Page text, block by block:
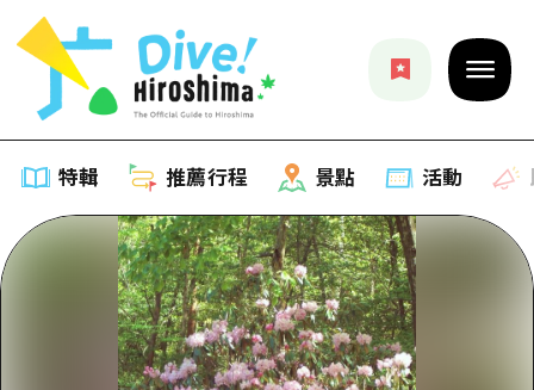
特輯 推薦行程 景點 活動
特輯
列表
推薦
推薦行程